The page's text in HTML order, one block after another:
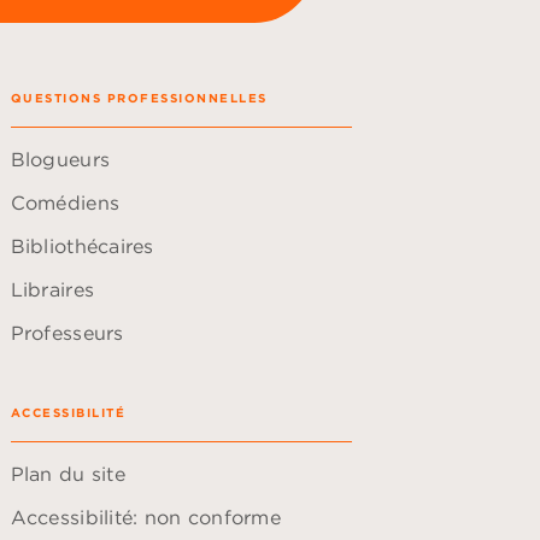
QUESTIONS PROFESSIONNELLES
Blogueurs
Comédiens
Bibliothécaires
Libraires
Professeurs
ACCESSIBILITÉ
Plan du site
Accessibilité: non conforme